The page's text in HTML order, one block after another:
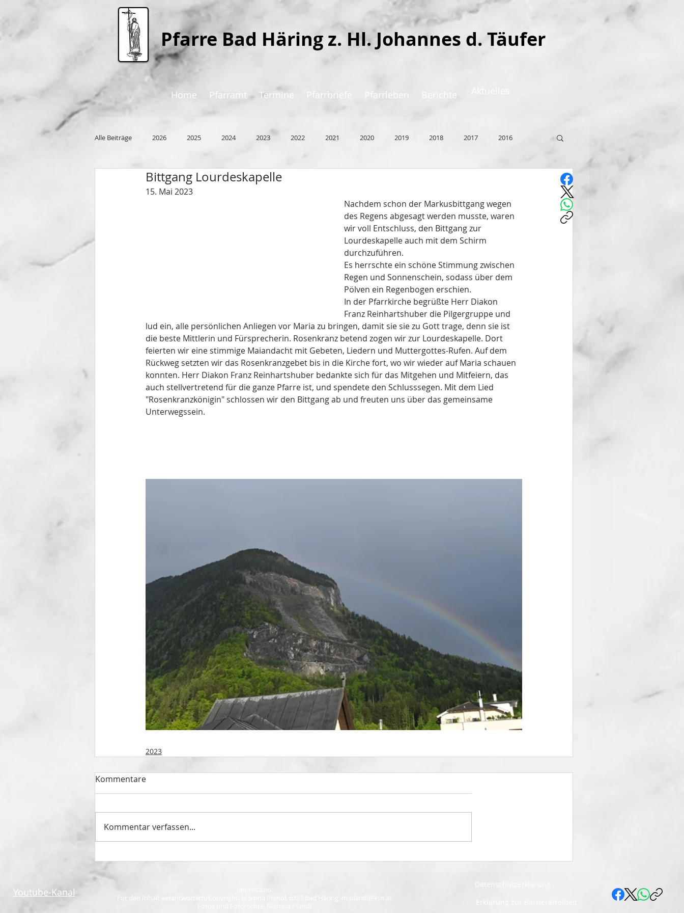
Pfarre Bad Häring z. Hl. Johannes d. Täufer
Home Pfarramt Termine Pfarrbriefe Pfarrleben Berichte
Alle Beiträge 2026 2025 2024 2023 2022 2021 2020 2019 2018 2017 2016
Bittgang Lourdeskapelle
15. Mai 2023
Nachdem schon der Markusbittgang wegen
des Regens abgesagt werden musste, waren
wir voll Entschluss, den Bittgang zur
Lourdeskapelle auch mit dem Schirm
durchzuführen.
Es herrschte ein schöne Stimmung zwischen
Regen und Sonnenschein, sodass über dem
Pölven ein Regenbogen erschien.
In der Pfarrkirche begrüßte Herr Diakon
Franz Reinhartshuber die Pilgergruppe und
lud ein, alle persönlichen Anliegen vor Maria zu bringen, damit sie sie zu Gott trage, denn sie ist
die beste Mittlerin und Fürsprecherin. Rosenkranz betend zogen wir zur Lourdeskapelle. Dort
feierten wir eine stimmige Maiandacht mit Gebeten, Liedern und Muttergottes-Rufen. Auf dem
Rückweg setzten wir das Rosenkranzgebet bis in die Kirche fort, wo wir wieder auf Maria schauen
konnten. Herr Diakon Franz Reinhartshuber bedankte sich für das Mitgehen und Mitfeiern, das
auch stellvertretend für die ganze Pfarre ist, und spendete den Schlusssegen. Mit dem Lied
"Rosenkranzkönigin" schlossen wir den Bittgang ab und freuten uns über das gemeinsame
Unterwegssein.
2023
Kommentare
Kommentar verfassen...
Youtube-Kanal
Für den Inhalt verantwortlich/Copyright: